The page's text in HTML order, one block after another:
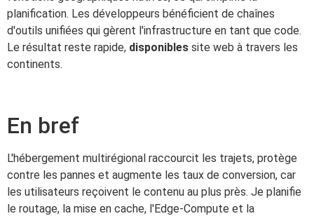
planification. Les développeurs bénéficient de chaînes
d'outils unifiées qui gèrent l'infrastructure en tant que code.
Le résultat reste rapide, disponibles site web à travers les
continents.
En bref
L'hébergement multirégional raccourcit les trajets, protège
contre les pannes et augmente les taux de conversion, car
les utilisateurs reçoivent le contenu au plus près. Je planifie
le routage, la mise en cache, l'Edge-Compute et la